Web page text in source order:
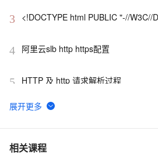
3
<!DOCTYPE html PUBLIC "-//W3C//
"http://www.w3.org/TR/xhtml1/DTD/
4 阿里云slb http https配置
5
6
7 <!DOCTYPE html PUBLIC "-//W3C//
相关课程